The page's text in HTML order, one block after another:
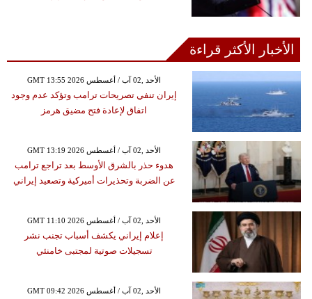
الأخبار الأكثر قراءة
GMT 13:55 2026 الأحد ,02 آب / أغسطس
إيران تنفي تصريحات ترامب وتؤكد عدم وجود
اتفاق لإعادة فتح مضيق هرمز
GMT 13:19 2026 الأحد ,02 آب / أغسطس
هدوء حذر بالشرق الأوسط بعد تراجع ترامب
عن الضربة وتحذيرات أميركية وتصعيد إيراني
GMT 11:10 2026 الأحد ,02 آب / أغسطس
إعلام إيراني يكشف أسباب تجنب نشر
تسجيلات صوتية لمجتبى خامنئي
GMT 09:42 2026 الأحد ,02 آب / أغسطس